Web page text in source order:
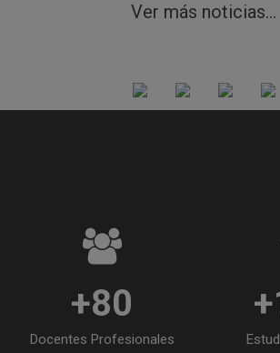
Ver más noticias...
+80
Docentes Profesionales